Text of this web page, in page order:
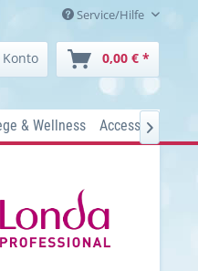
Service/Hilfe
0,00 € *
& Wellness Accessoires
